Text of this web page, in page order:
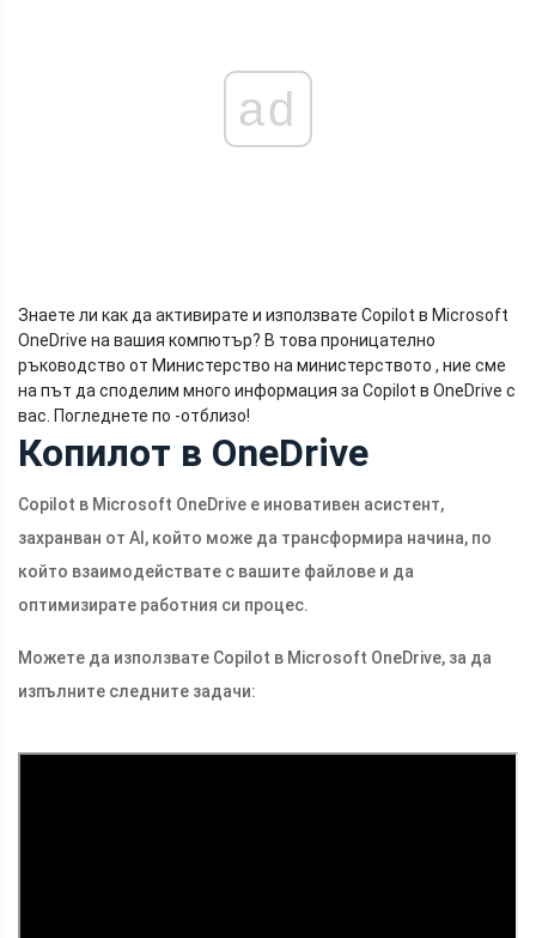
ad
Знаете ли как да активирате и използвате Copilot в Microsoft
OneDrive на вашия компютър? В това проницателно
ръководство от Министерство на министерството , ние сме
на път да споделим много информация за Copilot в OneDrive с
вас. Погледнете по -отблизо!
Копилот в OneDrive
Copilot в Microsoft OneDrive е иновативен асистент,
захранван от AI, който може да трансформира начина, по
който взаимодействате с вашите файлове и да
оптимизирате работния си процес.
Можете да използвате Copilot в Microsoft OneDrive, за да
изпълните следните задачи: